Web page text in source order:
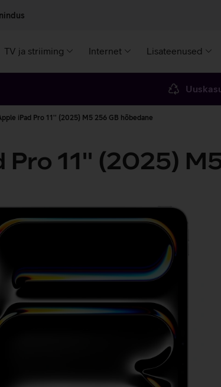
TV ja striiming Internet Lisateenused
iPad Pro 11'' (2025) M5 256 GB hõbedane
Pro 11'' (2025)